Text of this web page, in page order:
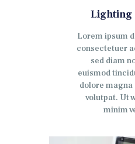
Lighting
Lorem ipsum
consectetuer
sed diam
euismod
dolore
volutpat. Ut
minim